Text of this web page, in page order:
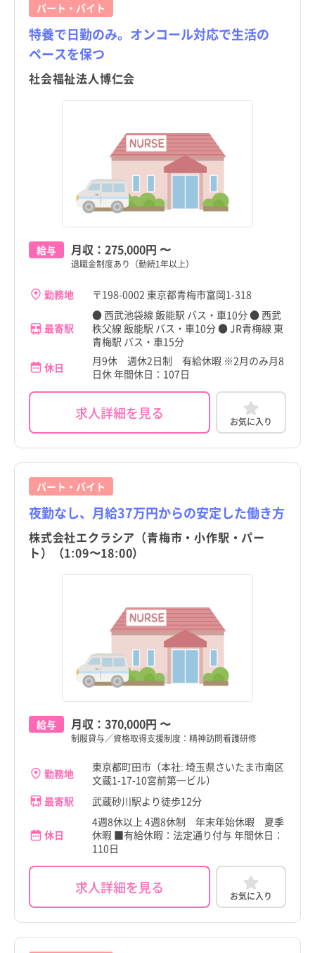
パート・バイト
特養で日勤のみ。オンコール対応で生活の
ペースを保つ
社会福祉法人博仁会
給与 月収： 275,000円 〜
退職金制度あり（勤続1年以上）
勤務地 〒198-0002 東京都青梅市富岡1-318
最寄駅
● 西武池袋線 飯能駅 バス・車10分 ● 西武
秩父線 飯能駅 バス・車10分 ● JR青梅線 東
青梅駅 バス・車15分
休日
月9休 週休2日制 有給休暇 ※2月のみ月8
日休 年間休日：107日
求人詳細を見る お気に入り
パート・バイト
夜勤なし、月給37万円からの安定した働き方
株式会社エクラシア（青梅市・小作駅・パー
ト）（1:09〜18:00）
給与 月収： 370,000円 〜
制服貸与／資格取得支援制度：精神訪問看護研修
勤務地
東京都町田市（本社: 埼玉県さいたま市南区
文蔵1-17-10宮前第一ビル）
最寄駅
武蔵砂川駅より徒歩12分
休日
4週8休以上 4週8休制 年末年始休暇 夏季
休暇 ■有給休暇：法定通り付与 年間休日：
110日
求人詳細を見る お気に入り